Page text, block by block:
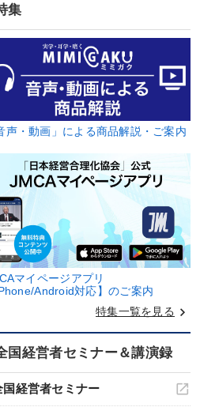
集
声・動画」による商品解説・ご案内
マイページアプリ
Android対応】のご案内
特集一覧を見る keyboard_arrow_right
国経営者セミナー＆講演録
国経営者セミナー